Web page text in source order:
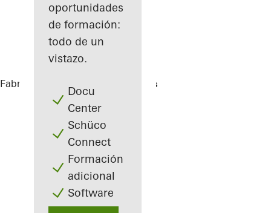
oportunidades
de formación:
todo de un
vistazo.
Docu
Center
Schüco
Connect
Formación
adicional
Software
Fabricantes Highlights